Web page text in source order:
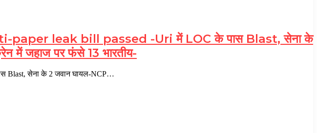
paper leak bill passed -Uri में LOC के पास Blast, सेना के
में जहाज पर फंसे 13 भारतीय-
Blast, सेना के 2 जवान घायल-NCP…